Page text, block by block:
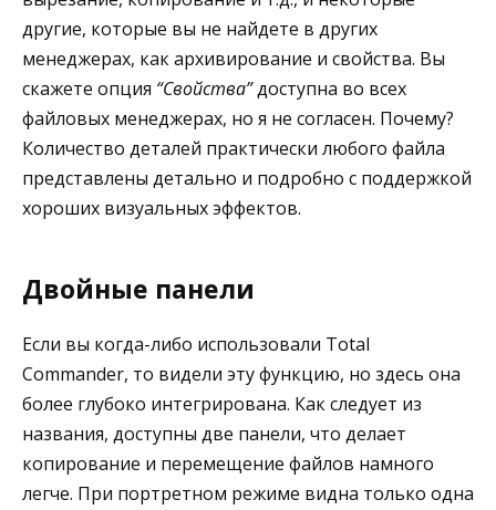
другие, которые вы не найдете в других
менеджерах, как архивирование и свойства. Вы
скажете опция “Свойства”доступна во всех
файловых менеджерах, но я не согласен. Почему?
Количество деталей практически любого файла
представлены детально и подробно с поддержкой
хороших визуальных эффектов.
Двойные панели
Если вы когда-либо использовали Total
Commander, то видели эту функцию, но здесь она
более глубоко интегрирована. Как следует из
названия, доступны две панели, что делает
копирование и перемещение файлов намного
легче. При портретном режиме видна только одна